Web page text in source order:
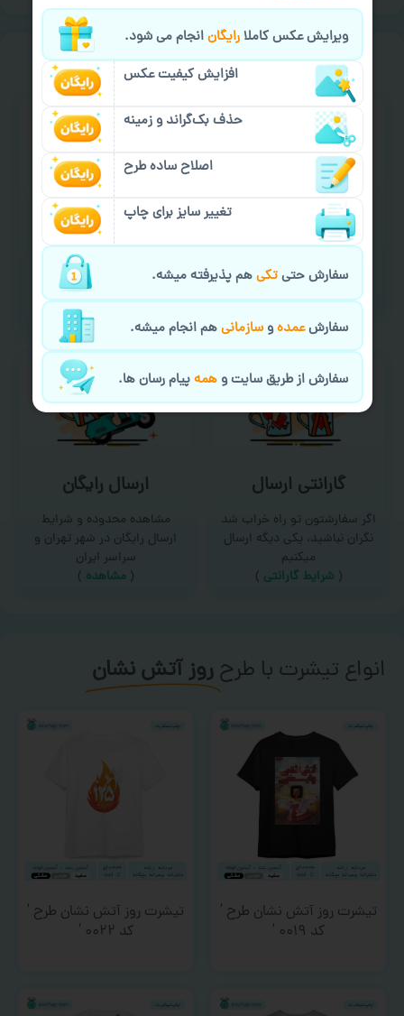
خیالت راحت ازسفارش گیری
سفارش گیری آنلاین
سایت با پشتیبانی آنلاین
(تماس با ما‌)
چاپ عمده و فوری
برای درخواست خدمات چاپ
عمده و فوری با ما تماس
بگیرید
تماس با ما )
گارانتی ارسال
اگر سفارشتون تو راه خراب شد
نگران نباشید، یکی دیگه ارسال
میکنیم
( شرایط گارانتی )
ارسال رایگان
مشاهده محدوده و شرایط
ارسال رایگان در شهر تهران و
سراسر ایران
(مشاهده )
انواع تیشرت با طرحروز آتش نشان
تیشرت روز آتش نشان طرح ‘
کد ۰۰۱۹ ‘
تیشرت روز آتش نشان طرح ‘
کد ۰۰۲۲ ‘
ویرایش عکس کاملارایگانانجام می شود.
افزایش کیفیت عکس
حذف بک‌گراند و زمینه
اصلاح ساده طرح
تغییر سایز برای چاپ
سفارش حتیتکیهم پذیرفته میشه.
سفارشعمدهوسازمانیهم انجام میشه.
سفارش از طریق سایت وهمهپیام رسان ها.